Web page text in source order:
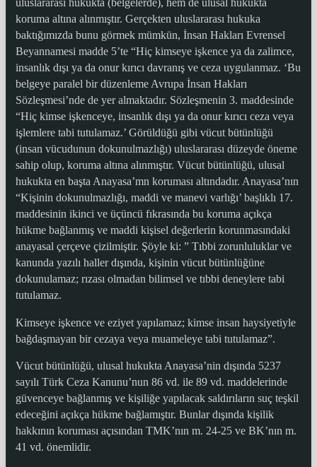
uluslararası hukukta (belgelerde), hem de ulusal hukukta
koruma altına alınmıştır. Gerçekten uluslararası hukuka
baktığımızda bunu görmek mümkün, İnsan Hakları Evrensel
Beyannamesi madde 5’te “Hiç kimseye işkence ya da zalimce,
insanlık dışı ya da onur kırıcı davranış ve ceza uygulanmaz. ‘Bu
belgeye paralel bir düzenleme Avrupa İnsan Hakları
Sözleşmesi’nde de yer almaktadır. Sözleşmenin 3. maddesinde
“Hiç kimse işkenceye, insanlık dışı ya da onur kırıcı ceza veya
işlemlere tabi tutulamaz.’ Görüldüğü gibi vücut bütünlüğü
(insan vücudunun dokunulmazlığı) uluslararası düzeyde öneme
sahip olup, koruma altına alınmıştır. Vücut bütünlüğü, ulusal
hukukta en başta Anayasa’mn koruması altındadır. Anayasa’nın
“Kişinin dokunulmazlığı, maddi ve manevi varlığı’ başlıklı 17.
maddesinin ikinci ve üçüncü fıkrasında bu koruma açıkça
hükme bağlanmış ve maddi kişisel değerlerin korunmasındaki
anayasal çerçeve çizilmiştir. Şöyle ki: ” Tıbbi zorunluluklar ve
kanunda yazılı haller dışında, kişinin vücut bütünlüğüne
dokunulamaz; rızası olmadan bilimsel ve tıbbi deneylere tabi
tutulamaz.
Kimseye işkence ve eziyet yapılamaz; kimse insan haysiyetiyle
bağdaşmayan bir cezaya veya muameleye tabi tutulamaz”.
Vücut bütünlüğü, ulusal hukukta Anayasa’nin dışında 5237
sayılı Türk Ceza Kanunu’nun 86 vd. ile 89 vd. maddelerinde
güvenceye bağlanmış ve kişiliğe yapılacak saldırıların suç teşkil
edeceğini açıkça hükme bağlamıştır. Bunlar dışında kişilik
hakkının koruması açısından TMK’nın m. 24-25 ve BK’nın m.
41 vd. önemlidir.